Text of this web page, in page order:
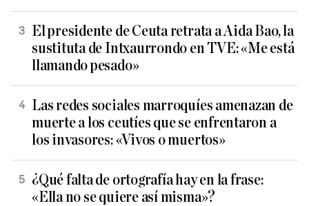
El presidente de Ceuta retrata a Aida Bao, la
sustituta de Intxaurrondo en TVE: «Me está
llamando pesado»
Las redes sociales marroquíes amenazan de
muerte a los ceutíes que se enfrentaron a
los invasores: «Vivos o muertos»
¿Qué falta de ortografía hay en la frase:
«Ella no se quiere así misma»?